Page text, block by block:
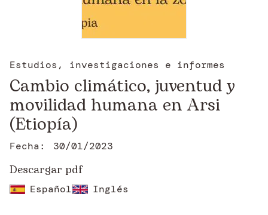
Estudios, investigaciones e informes
Cambio climático, juventud y
movilidad humana en Arsi
(Etiopía)
Fecha: 30/01/2023
Descargar pdf
Español Inglés